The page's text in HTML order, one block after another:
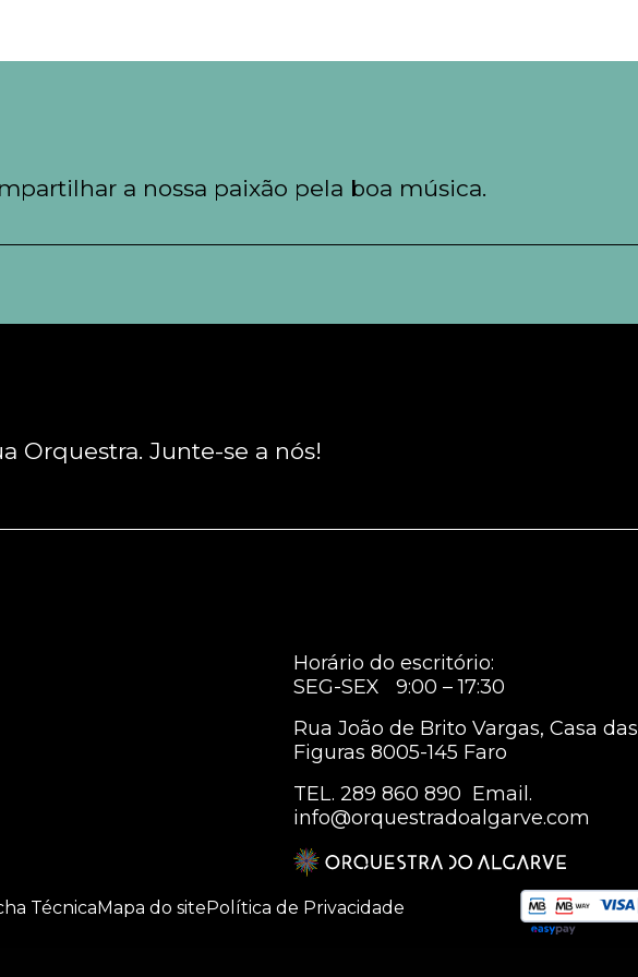
a nossa paixão pela boa música.
Orquestra. Junte-se a nós!
Horário do escritório:
SEG-SEX 9:00 – 17:30
Rua João de Brito Vargas, Casa das
Figuras 8005-145 Faro
TEL. 289 860 890 Email.
info@orquestradoalgarve.com
TécnicaMapa do sitePolítica de Privacidade